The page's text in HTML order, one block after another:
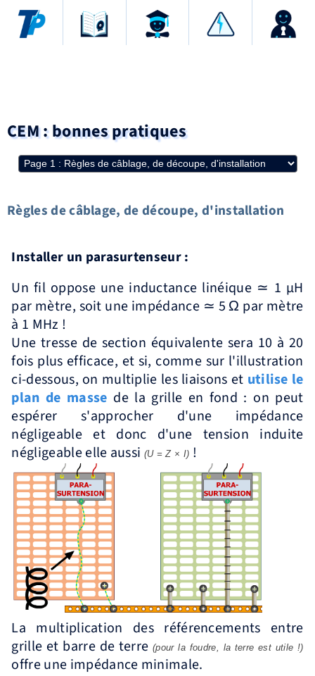
CEM : bonnes pratiques
Règles de câblage, de découpe, d'installation
Installer un parasurtenseur :
Un fil oppose une inductance linéique ≃ 1 µH
par mètre, soit une impédance ≃ 5 Ω par mètre
à 1 MHz !
Une tresse de section équivalente sera 10 à 20
fois plus efficace, et si, comme sur l'illustration
ci-dessous, on multiplie les liaisons et utilise le
plan de masse de la grille en fond : on peut
espérer s'approcher d'une impédance
négligeable et donc d'une tension induite
négligeable elle aussi (U = Z × I) !
La multiplication des référencements entre
grille et barre de terre(pour la foudre, la terre est utile !)
offre une impédance minimale.